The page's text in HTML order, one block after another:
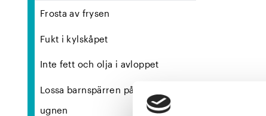
Frosta av frysen
Fukt i kylskåpet
Inte fett och olja i avloppet
Lossa barnspärren på spisen och
ugnen